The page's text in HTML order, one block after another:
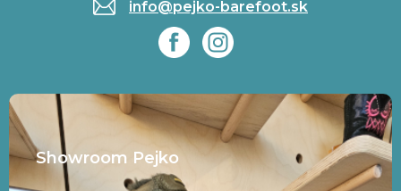
info@pejko-barefoot.sk
Showroom Pejko